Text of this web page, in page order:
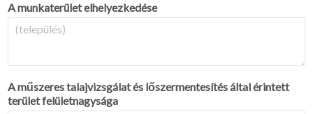
A munkaterület elhelyezkedése
A műszeres talajvizsgálat és lőszermentesítés által érintett
terület felületnagysága